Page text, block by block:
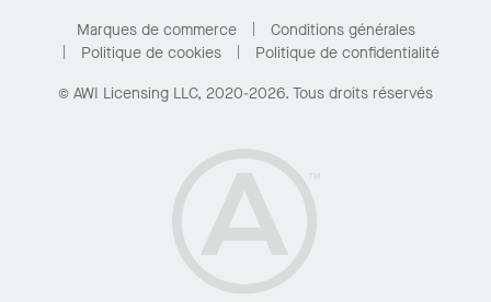
Pour la maisonMarques de commerce
Conditions générales
Politique de cookies
Politique de confidentialité
© AWI Licensing LLC, 2020-2026. Tous droits réservés